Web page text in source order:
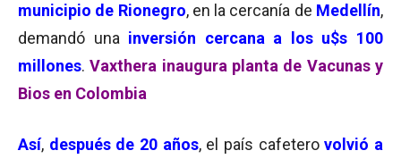
municipio de Rionegro, en la cercanía de Medellín,
demandó una inversión cercana a los u$s 100
millones.Vaxthera inaugura planta de Vacunas y
Bios en Colombia
Así, después de 20 años, el país cafeterovolvió a